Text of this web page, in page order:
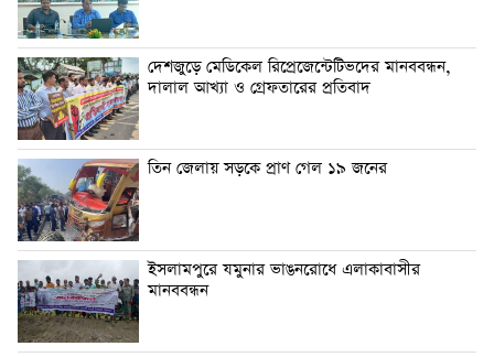
দেশজুড়ে মেডিকেল রিপ্রেজেন্টেটিভদের মানববন্ধন,
দালাল আখ্যা ও গ্রেফতারের প্রতিবাদ
তিন জেলায় সড়কে প্রাণ গেল ১৯ জনের
ইসলামপুরে যমুনার ভাঙনরোধে এলাকাবাসীর
মানববন্ধন